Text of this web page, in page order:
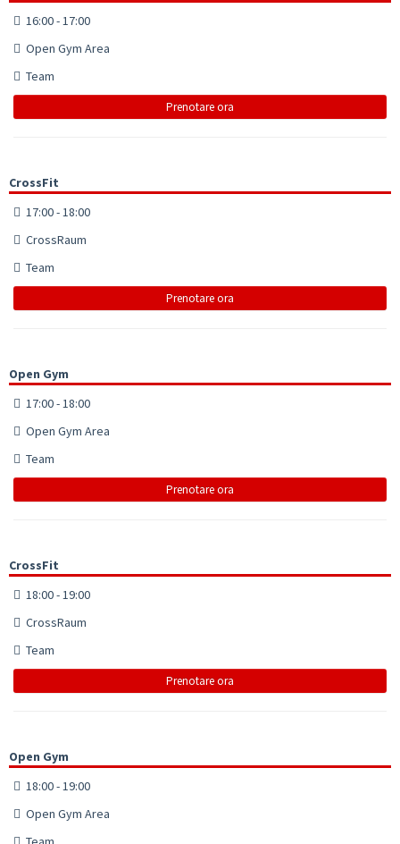
16:00 - 17:00
Open Gym Area
Team
Prenotare ora
CrossFit
17:00 - 18:00
CrossRaum
Team
Prenotare ora
Open Gym
17:00 - 18:00
Open Gym Area
Team
Prenotare ora
CrossFit
18:00 - 19:00
CrossRaum
Team
Prenotare ora
Open Gym
18:00 - 19:00
Open Gym Area